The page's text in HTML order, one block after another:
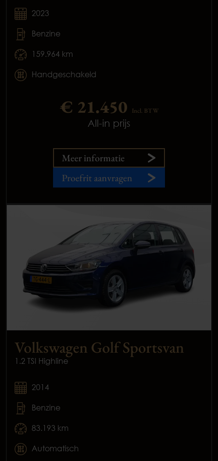
2023
Benzine
159.964 km
Handgeschakeld
€ 21.450 Incl. BTW
All-in prijs
Meer informatie
Proefrit aanvragen
Volkswagen Golf Sportsvan
1.2 TSI Highline
2014
Benzine
83.193 km
Automatisch